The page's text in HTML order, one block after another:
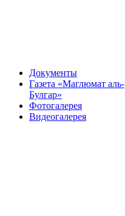
Документы
Газета «Маглюмат аль-
Булгар»
Фотогалерея
Видеогалерея